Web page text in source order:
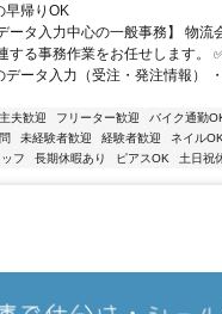
早帰りOK
ータ入力中心の一般事務】 物流
する事務作業をお任せします。
データ入力（受注・発注情報）
夫歓迎 フリーター歓迎 バイク通勤
未経験者歓迎 経験者歓迎 ネイル
フ
長期休暇あり ピアスOK 土日祝